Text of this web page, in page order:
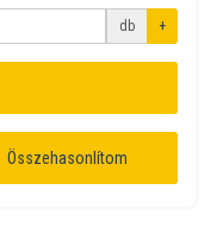
db +
Összehasonlítom